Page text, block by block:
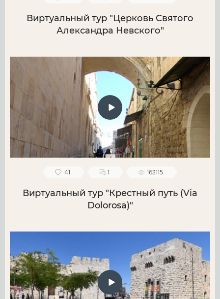
Виртуальный тур "Церковь Святого
Александра Невского"
41 1 163115
Виртуальный тур "Крестный путь (Via
Dolorosa)"